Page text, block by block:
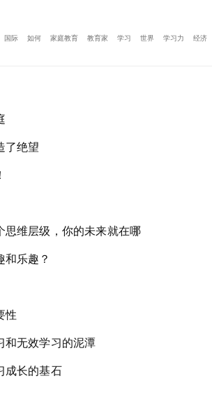
国际 如何 家庭教育 教育家 学习 世界 学习力 经济
了绝望
维层级，你的未来就在哪
乐趣？
性
和无效学习的泥潭
成长的基石